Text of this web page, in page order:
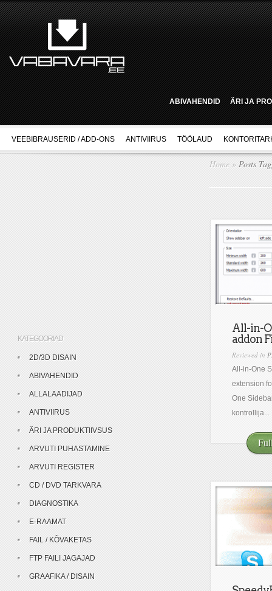
ABIVAHENDID ÄRI JA
VEEBIBRAUSERID / ADD-ONS ANTIVIIRUS TÖÖLAUD
Home » Posts
All-in-
addon
Reviewed in
All-in-One
extension
One
kontrollija...
KATEGOORIAD
2D/3D DISAIN
ABIVAHENDID
ALLALAADIJAD
ANTIVIIRUS
ÄRI JA PRODUKTIIVSUS
ARVUTI PUHASTAMINE
ARVUTI REGISTER
CD / DVD TARKVARA
DIAGNOSTIKA
E-RAAMAT
FAIL / KÕVAKETAS
FTP FAILI JAGAJAD
GRAAFIKA / DISAIN